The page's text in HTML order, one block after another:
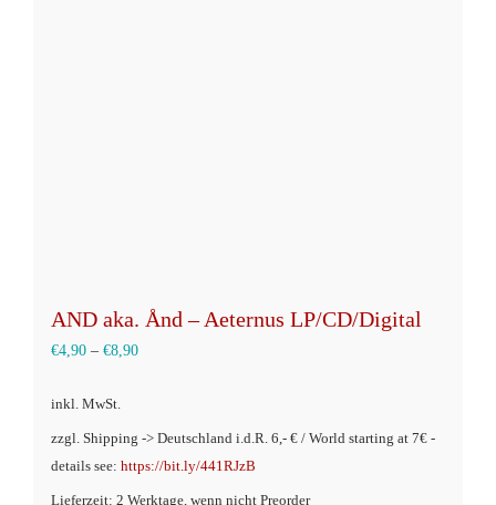
AND aka. Ånd – Aeternus LP/CD/Digital
€4,90 – €8,90
inkl. MwSt.
zzgl. Shipping -> Deutschland i.d.R. 6,- € / World starting at 7€ -
details see: https://bit.ly/441RJzB
Lieferzeit: 2 Werktage, wenn nicht Preorder